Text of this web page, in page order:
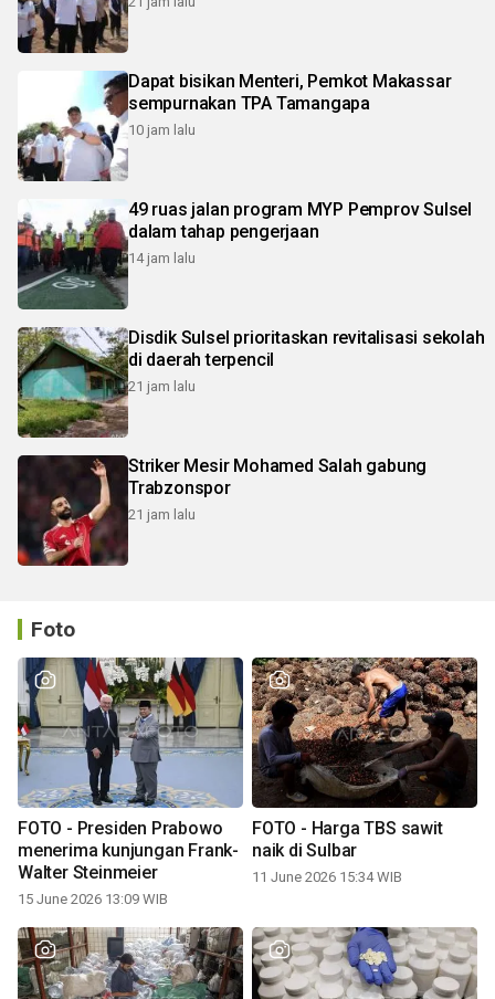
Dapat bisikan Menteri, Pemkot Makassar
sempurnakan TPA Tamangapa
10 jam lalu
49 ruas jalan program MYP Pemprov Sulsel
dalam tahap pengerjaan
14 jam lalu
Disdik Sulsel prioritaskan revitalisasi sekolah
di daerah terpencil
21 jam lalu
Striker Mesir Mohamed Salah gabung
Trabzonspor
21 jam lalu
Foto
FOTO - Presiden Prabowo
menerima kunjungan Frank-
Walter Steinmeier
15 June 2026 13:09 WIB
FOTO - Harga TBS sawit
naik di Sulbar
11 June 2026 15:34 WIB